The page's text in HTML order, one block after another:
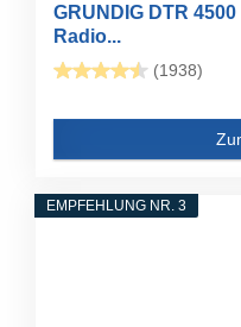
GRUNDIG DTR
Radio...
(1938)
EMPFEHLUNG NR. 3